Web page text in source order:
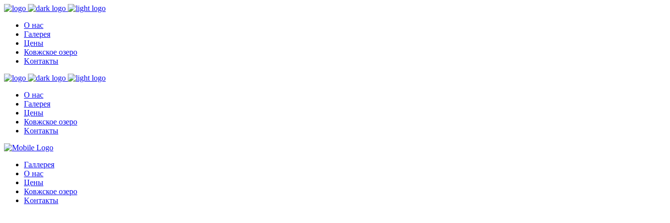
О нас
Галерея
Цены
Ковжское озеро
Kонтакты
О нас
Галерея
Цены
Ковжское озеро
Kонтакты
Галлерея
О нас
Цены
Ковжское озеро
Kонтакты